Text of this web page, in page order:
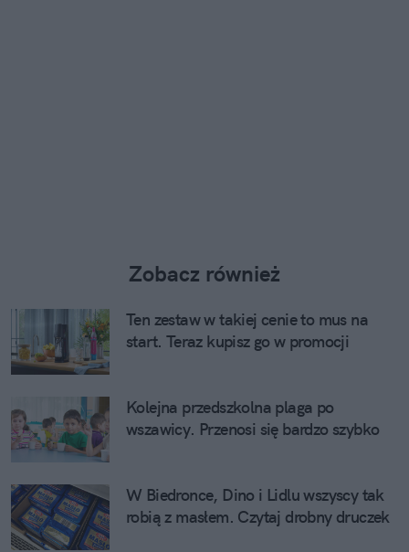
Zobacz również
Ten zestaw w takiej cenie to mus na
start. Teraz kupisz go w promocji
Kolejna przedszkolna plaga po
wszawicy. Przenosi się bardzo szybko
W Biedronce, Dino i Lidlu wszyscy tak
robią z masłem. Czytaj drobny druczek